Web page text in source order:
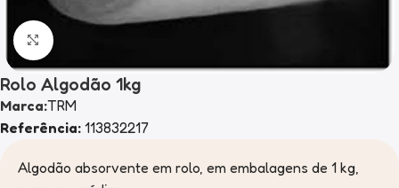
Clique para ampliar
Rolo Algodão 1kg
Marca:TRM
Referência: 113832217
Algodão absorvente em rolo, em embalagens de 1 kg,